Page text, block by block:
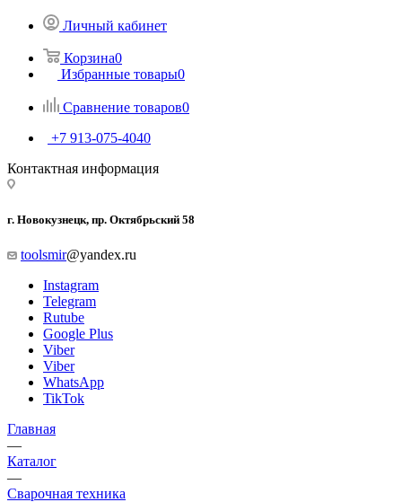
Личный кабинет
Корзина0
Избранные товары0
Сравнение товаров0
+7 913-075-4040
Контактная информация
г. Новокузнецк, пр. Октябрьский 58
toolsmir@yandex.ru
Instagram
Telegram
Rutube
Google Plus
Viber
Viber
WhatsApp
TikTok
Главная
—
Каталог
—
Сварочная техника